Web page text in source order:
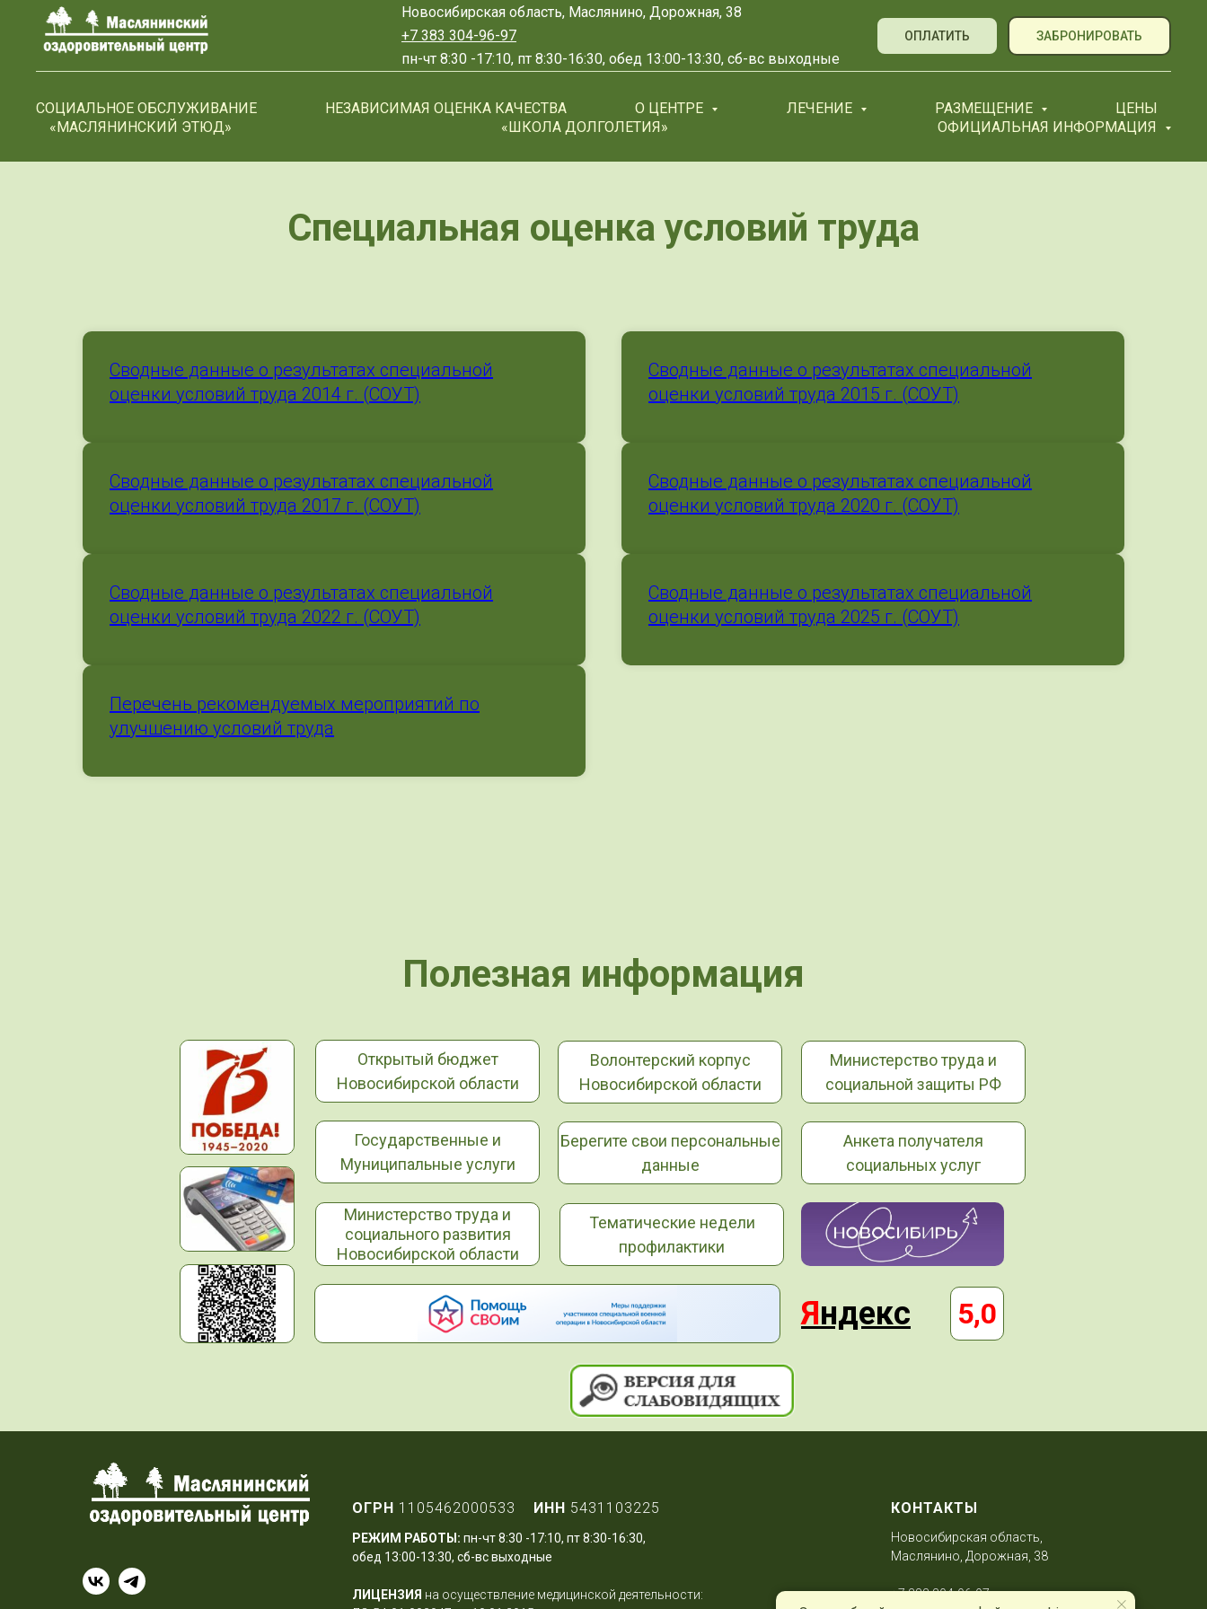
Новосибирская область, Маслянино, Дорожная, 38
+7 383 304-96-97
пн-чт 8:30 -17:10, пт 8:30-16:30, обед 13:00-13:30, сб-вс выходные
ОПЛАТИТЬ ЗАБРОНИРОВАТЬ
СОЦИАЛЬНОЕ ОБСЛУЖИВАНИЕ НЕЗАВИСИМАЯ ОЦЕНКА КАЧЕСТВА О ЦЕНТРЕ ЛЕЧЕНИЕ РАЗМЕЩЕНИЕ
ЦЕНЫ
«МАСЛЯНИНСКИЙ ЭТЮД»
«ШКОЛА ДОЛГОЛЕТИЯ» ОФИЦИАЛЬНАЯ ИНФОРМАЦИЯ
Специальная оценка условий труда
Сводные данные о результатах специальной
оценки условий труда 2014 г. (СОУТ)
Сводные данные о результатах специальной
оценки условий труда 2015 г. (СОУТ)
Сводные данные о результатах специальной
оценки условий труда 2017 г. (СОУТ)
Сводные данные о результатах специальной
оценки условий труда 2020 г. (СОУТ)
Сводные данные о результатах специальной
оценки условий труда 2022 г. (СОУТ)
Сводные данные о результатах специальной
оценки условий труда 2025 г. (СОУТ)
Перечень рекомендуемых мероприятий по
улучшению условий труда
Полезная информация
Открытый бюджет
Новосибирской области
Волонтерский корпус
Новосибирской области
Государственные и
Муниципальные услуги
Берегите свои персональные
данные
Анкета получателя
социальных услуг
Министерство труда и
социального развития
Новосибирской области
Министерство труда и
социальной защиты РФ
5,0
Яндекс
Тематические недели
профилактики
ОГРН 1105462000533
РЕЖИМ РАБОТЫ: пн-чт 8:30 -17:10, пт 8:30-16:30,
обед 13:00-13:30, сб-вс выходные
ЛИЦЕНЗИЯ на осуществление медицинской деятельности:
ИНН 5431103225 КОНТАКТЫ
Новосибирская область,
Маслянино, Дорожная, 38
+7 383 304-96-97